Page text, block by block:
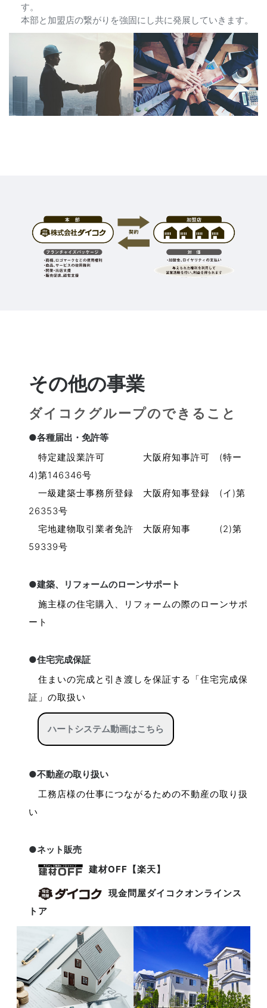
す。
本部と加盟店の繋がりを強固にし共に発展していきます。
その他の事業
ダイコクグループのできること
●各種届出・免許等
特定建設業許可 大阪府知事許可 (特ー
4)第146346号
一級建築士事務所登録 大阪府知事登録 (イ)第
26353号
宅地建物取引業者免許 大阪府知事 (2)第
59339号
●建築、リフォームのローンサポート
施主様の住宅購入、リフォームの際のローンサポ
ート
●住宅完成保証
住まいの完成と引き渡しを保証する「住宅完成保
証」の取扱い
ハートシステム動画はこちら
●不動産の取り扱い
工務店様の仕事につながるための不動産の取り扱
い
●ネット販売
建材OFF【楽天】
現金問屋ダイコクオンラインス
トア